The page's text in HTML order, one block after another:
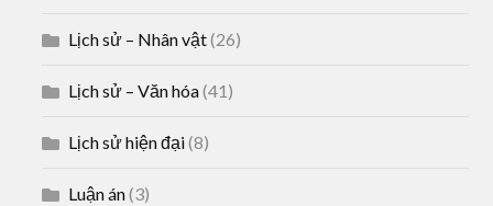
Lịch sử – Nhân vật(26)
Lịch sử – Văn hóa(41)
Lịch sử hiện đại(8)
Luận án(3)